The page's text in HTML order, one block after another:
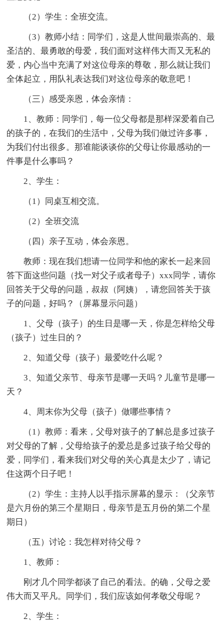
（2）学生：全班交流。
（3）教师小结：同学们，这是人世间最崇高的、最
圣洁的、最勇敢的母爱，我们面对这样伟大而又无私的
爱，内心当中充满了对这位母亲的尊敬，那么就让我们
全体起立，用队礼表达我们对这位母亲的敬意吧！
（三）感受亲恩，体会亲情：
1、教师：同学们，每一位父母都是那样深爱着自己
的孩子的，在我们的生活中，父母为我们做过许多事，
为我们付出很多。那谁能谈谈你的父母让你最感动的一
件事是什么事吗？
2、学生：
（1）同桌互相交流。
（2）全班交流
（四）亲子互动，体会亲恩。
教师：现在我们想请一位同学和他的家长一起来回
答下面这些问题（找一对父子或者母子）xxx同学，请你
回答关于父母的问题，叔叔（阿姨），请您回答关于孩
子的问题，好吗？（屏幕显示问题）
1、父母（孩子）的生日是哪一天，你是怎样给父母
（孩子）过生日的？
2、知道父母（孩子）最爱吃什么呢？
3、知道父亲节、母亲节是哪一天吗？儿童节是哪一
天？
4、周末你为父母（孩子）做哪些事情？
（1）教师：看来，父母对孩子的了解总是多过孩子
对父母的了解，父母给孩子的爱总是多过孩子给父母的
爱，同学们，看来我们对父母的关心真是太少了，请记
住这两个日子吧！
（2）学生：主持人以手指示屏幕的显示：（父亲节
是六月份的第三个星期日，母亲节是五月份的第二个星
期日）
（五）讨论：我怎样对待父母？
1、教师：
刚才几个同学都谈了自己的看法。的确，父母之爱
伟大而又平凡。同学们，我们应该如何孝敬父母呢？
2、学生：